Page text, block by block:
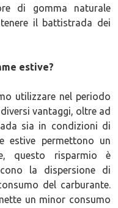
di gomma naturale
il battistrada dei
estive?
utilizzare nel periodo
vantaggi, oltre ad
sia in condizioni di
estive permettono un
questo risparmio è
la dispersione di
del carburante.
un minor consumo